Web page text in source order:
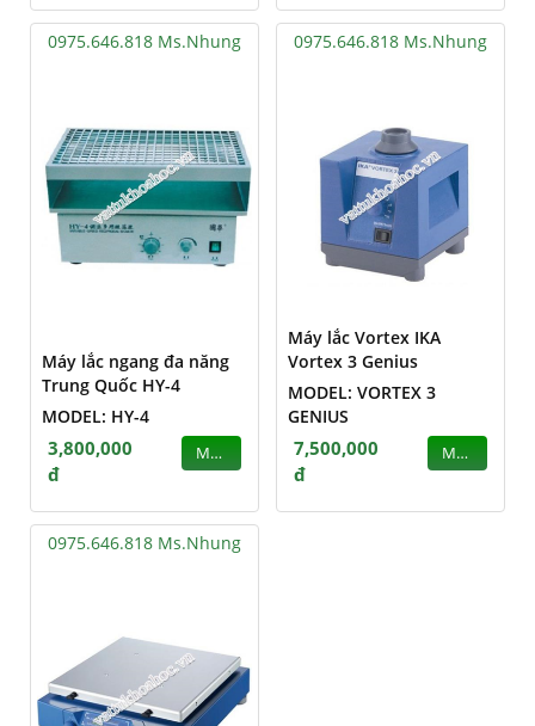
0975.646.818 Ms.Nhung
Máy lắc ngang đa năng
Trung Quốc HY-4
MODEL: HY-4
3,800,000
đ
MUA
0975.646.818 Ms.Nhung
Máy lắc Vortex IKA
Vortex 3 Genius
MODEL: VORTEX 3
GENIUS
7,500,000
đ
MUA
0975.646.818 Ms.Nhung